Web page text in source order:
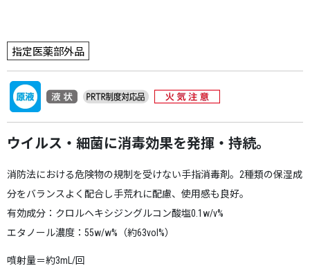
指定医薬部外品
ウイルス・細菌に消毒効果を発揮・持続。
消防法における危険物の規制を受けない手指消毒剤。2種類の保湿成
分をバランスよく配合し手荒れに配慮、使用感も良好。
有効成分：クロルヘキシジングルコン酸塩0.1w/v%
エタノール濃度：55w/w%（約63vol%）
噴射量＝約3mL/回